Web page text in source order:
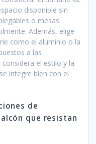
disponible sin
o mesas
Además, elige
como el aluminio o la
a las
el estilo y la
integre bien con el
de
que resistan